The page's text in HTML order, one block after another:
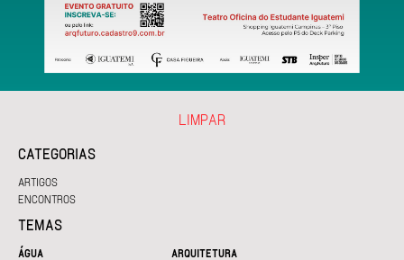
CATEGORIAS
ARTIGOS
ENCONTROS
TEMAS
ÁGUA
ARQUITETURA
LIMPAR